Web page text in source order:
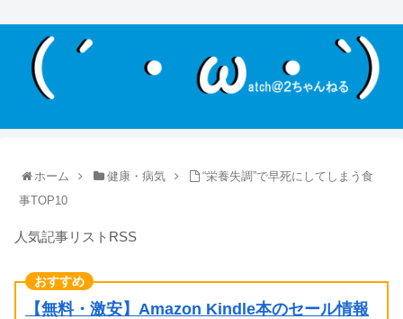
ホーム 健康・病気
“栄養失調”で早死にしてしまう食
事TOP10
人気記事リストRSS
【無料・激安】Amazon Kindle本のセール情報